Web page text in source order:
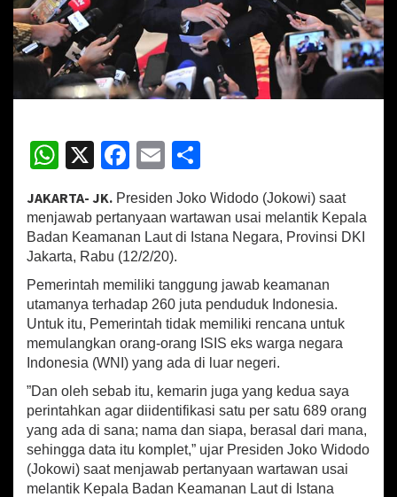
g
i
0
J
t
a
P
e
n
d
u
u
k
,
P
e
m
e
r
i
n
W
at
sA
p
p
X
Fa
ce
b
o
o
k
E
m
ai
l
h
ar
e
JAKARTA- JK. Presiden Joko Widodo (Jokowi) saat
menjawab pertanyaan wartawan usai melantik Kepala
Badan Keamanan Laut di Istana Negara, Provinsi DKI
Jakarta, Rabu (12/2/20).
Pemerintah memiliki tanggung jawab keamanan
utamanya terhadap 260 juta penduduk Indonesia.
Untuk itu, Pemerintah tidak memiliki rencana untuk
memulangkan orang-orang ISIS eks warga negara
Indonesia (WNI) yang ada di luar negeri.
”Dan oleh sebab itu, kemarin juga yang kedua saya
perintahkan agar diidentifikasi satu per satu 689 orang
yang ada di sana; nama dan siapa, berasal dari mana,
sehingga data itu komplet,” ujar Presiden Joko Widodo
(Jokowi) saat menjawab pertanyaan wartawan usai
melantik Kepala Badan Keamanan Laut di Istana